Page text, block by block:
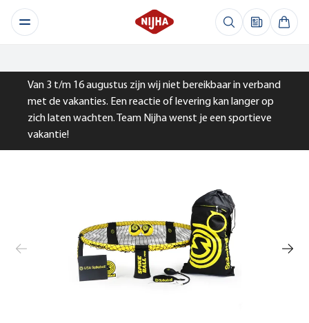
Van 3 t/m 16 augustus zijn wij niet bereikbaar in verband
met de vakanties. Een reactie of levering kan langer op
zich laten wachten. Team Nijha wenst je een sportieve
vakantie!